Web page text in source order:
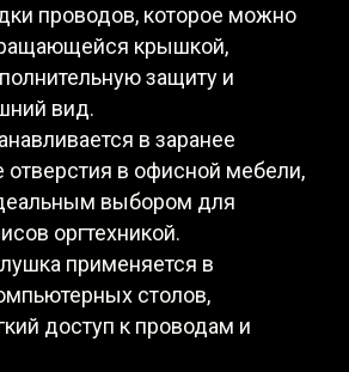
проводов, которое можно
крышкой,
защиту и
вид.
в заранее
отверстия в офисной мебели,
выбором для
оргтехникой.
применяется в
столов,
доступ к проводам и